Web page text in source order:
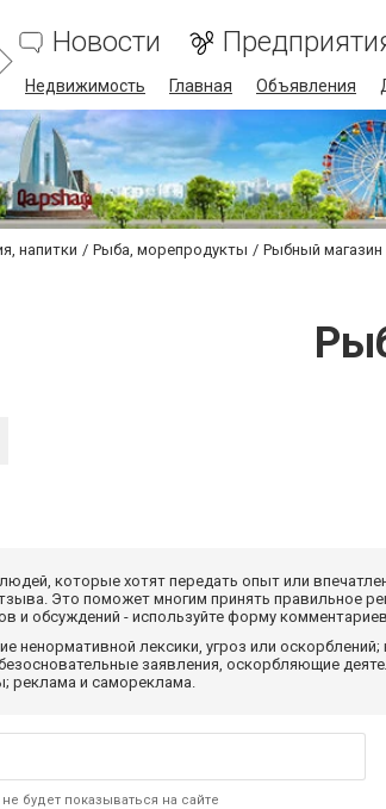
Новости
Недвижимость Главная Объявления
напитки Рыба, морепродукты Рыбный магазин
которые хотят передать опыт или
Это поможет многим принять правильное
и обсуждений - используйте форму
ненормативной лексики, угроз или
заявления, оскорбляющие
реклама и самореклама.
будет показываться на сайте